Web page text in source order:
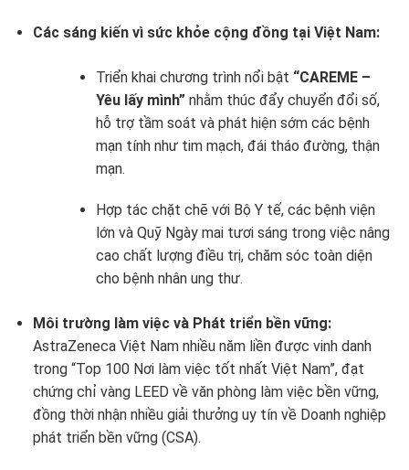
Các sáng kiến vì sức khỏe cộng đồng tại Việt Nam:
Triển khai chương trình nổi bật “CAREME –
Yêu lấy mình” nhằm thúc đẩy chuyển đổi số,
hỗ trợ tầm soát và phát hiện sớm các bệnh
mạn tính như tim mạch, đái tháo đường, thận
mạn.
Hợp tác chặt chẽ với Bộ Y tế, các bệnh viện
lớn và Quỹ Ngày mai tươi sáng trong việc nâng
cao chất lượng điều trị, chăm sóc toàn diện
cho bệnh nhân ung thư.
Môi trường làm việc và Phát triển bền vững:
AstraZeneca Việt Nam nhiều năm liền được vinh danh
trong “Top 100 Nơi làm việc tốt nhất Việt Nam”, đạt
chứng chỉ vàng LEED về văn phòng làm việc bền vững,
đồng thời nhận nhiều giải thưởng uy tín về Doanh nghiệp
phát triển bền vững (CSA).